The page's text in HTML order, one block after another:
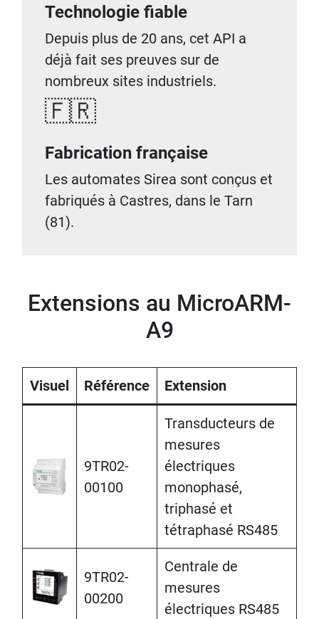
Technologie fiable
Depuis plus de 20 ans, cet API a
déjà fait ses preuves sur de
nombreux sites industriels.
🇫🇷
Fabrication française
Les automates Sirea sont conçus et
fabriqués à Castres, dans le Tarn
(81).
Extensions au MicroARM-
A9
Visuel Référence Extension
9TR02-
00100
Transducteurs de
mesures
électriques
monophasé,
triphasé et
tétraphasé RS485
9TR02-
00200
Centrale de
mesures
électriques RS485